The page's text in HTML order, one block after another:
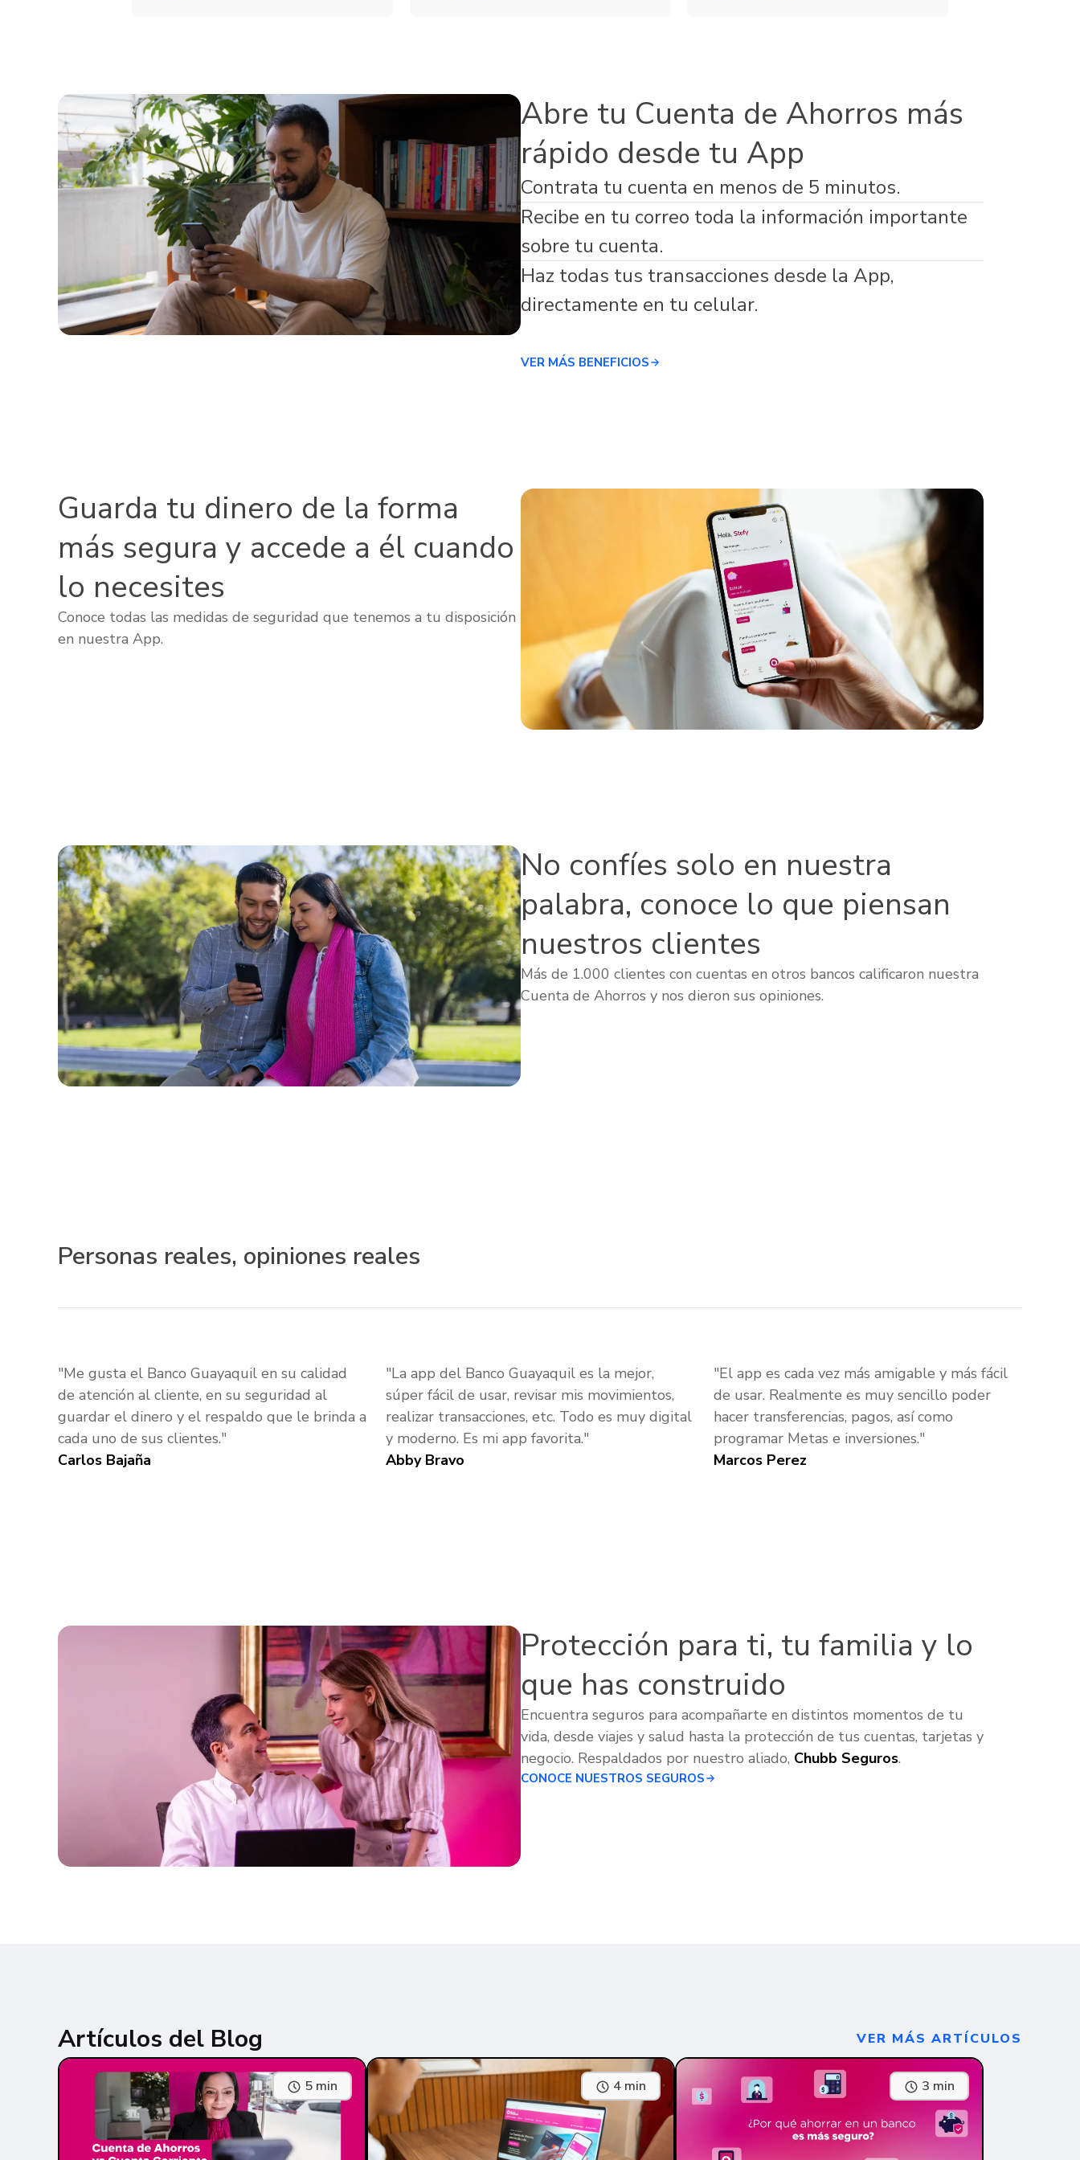
Servicios Adicionales
Courier
Peigo
Billetera virtual respaldada por Banco Guayaquil
Abre tu Cuenta de Ahorros más
rápido desde tu App
Contrata tu cuenta en menos de 5 minutos.
Recibe en tu correo toda la información importante
sobre tu cuenta.
Haz todas tus transacciones desde la App,
directamente en tu celular.
VER MÁS BENEFICIOS
Guarda tu dinero de la forma
más segura y accede a él cuando
lo necesites
Conoce todas las medidas de seguridad que tenemos a tu disposición
en nuestra App.
No confíes solo en nuestra
palabra, conoce lo que piensan
nuestros clientes
Más de 1.000 clientes con cuentas en otros bancos calificaron nuestra
Cuenta de Ahorros y nos dieron sus opiniones.
Personas reales, opiniones reales
"Me gusta el Banco Guayaquil en su calidad
de atención al cliente, en su seguridad al
guardar el dinero y el respaldo que le brinda a
cada uno de sus clientes."
Carlos Bajaña
"La app del Banco Guayaquil es la mejor,
súper fácil de usar, revisar mis movimientos,
realizar transacciones, etc. Todo es muy digital
y moderno. Es mi app favorita."
Abby Bravo
"El app es cada vez más amigable y más fácil
de usar. Realmente es muy sencillo poder
hacer transferencias, pagos, así como
programar Metas e inversiones."
Marcos Perez
Protección para ti, tu familia y lo
que has construido
Encuentra seguros para acompañarte en distintos momentos de tu
vida, desde viajes y salud hasta la protección de tus cuentas, tarjetas y
negocio. Respaldados por nuestro aliado, Chubb Seguros.
CONOCE NUESTROS SEGUROS
Artículos del Blog VER MÁS ARTÍCULOS
5 min 4 min 3 min